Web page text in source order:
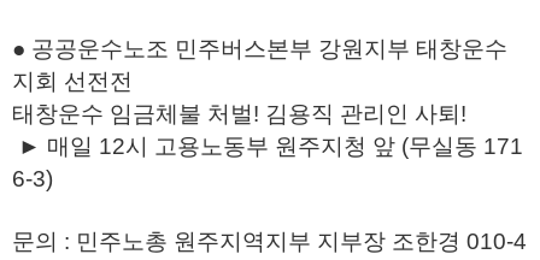
● 공공운수노조 민주버스본부 강원지부 태창운수
지회 선전전
태창운수 임금체불 처벌! 김용직 관리인 사퇴!
► 매일 12시 고용노동부 원주지청 앞 (무실동 171
6-3)
문의 : 민주노총 원주지역지부 지부장 조한경 010-4